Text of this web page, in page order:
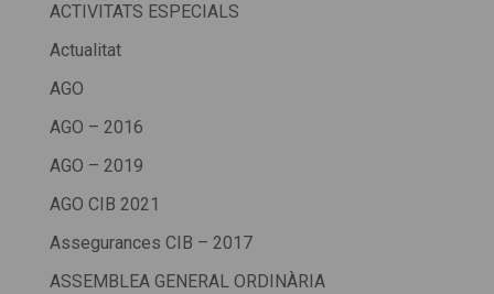
ACTIVITATS ESPECIALS
Actualitat
AGO
AGO – 2016
AGO – 2019
AGO CIB 2021
Assegurances CIB – 2017
ASSEMBLEA GENERAL ORDINÀRIA